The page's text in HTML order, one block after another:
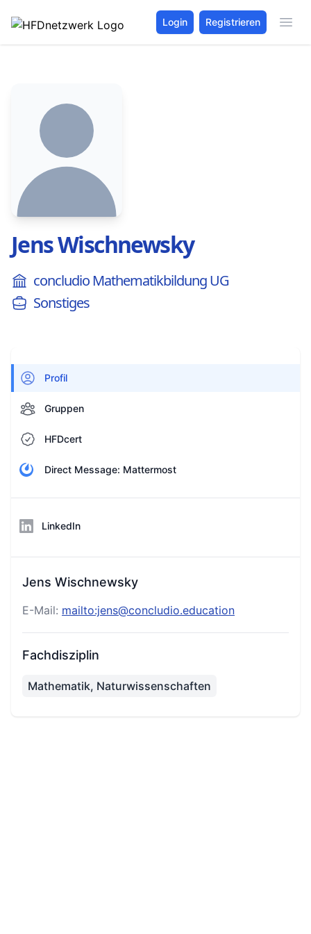
Login Registrieren
Jens Wischnewsky
concludio Mathematikbildung UG
Sonstiges
Profil
Gruppen
HFDcert
Direct Message: Mattermost
LinkedIn
Jens Wischnewsky
E-Mail: mailto:jens@concludio.education
Fachdisziplin
Mathematik, Naturwissenschaften